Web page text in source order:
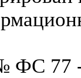
ФС 77